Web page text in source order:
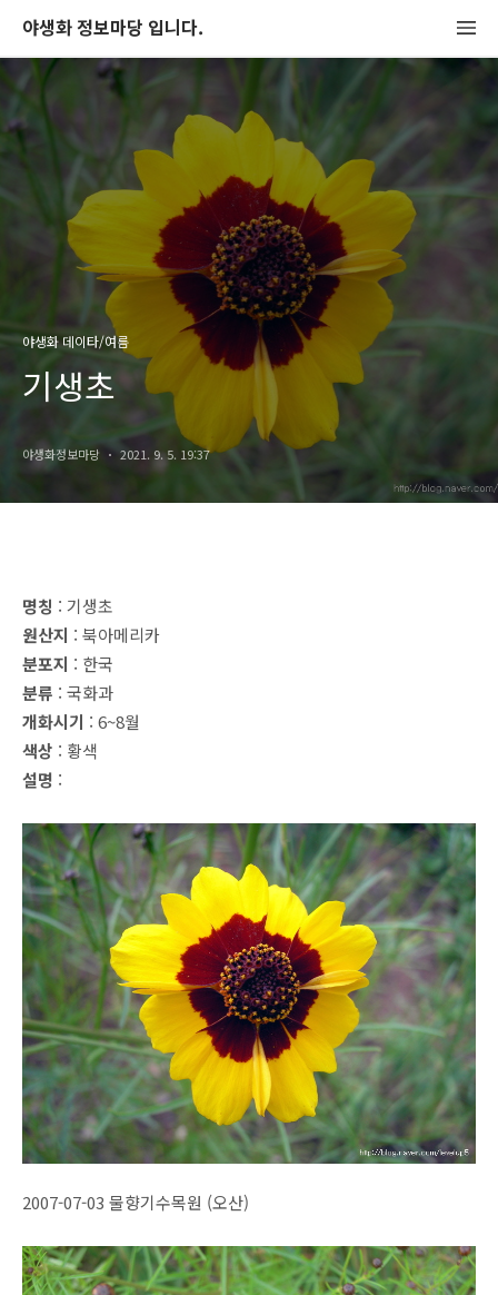
야생화 정보마당 입니다.
야생화 데이타/여름
기생초
야생화정보마당 2021. 9. 5. 19:37
명칭 : 기생초
원산지 : 북아메리카
분포지 : 한국
분류 : 국화과
개화시기 : 6~8월
색상 : 황색
설명 :
2007-07-03 물향기수목원 (오산)